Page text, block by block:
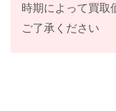
時期によって買取
ご了承ください